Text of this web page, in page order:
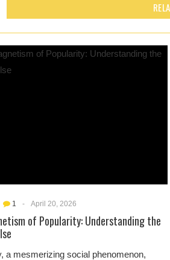
1 - April 20, 2026
of Popularity: Understanding the
a mesmerizing social phenomenon,